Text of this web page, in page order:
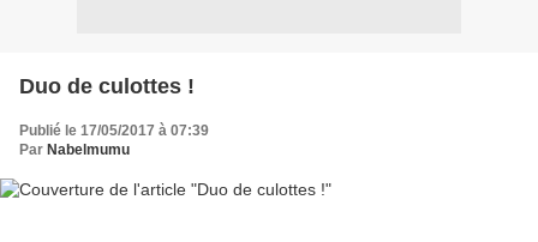
Duo de culottes !
Publié le 17/05/2017 à 07:39
Par Nabelmumu